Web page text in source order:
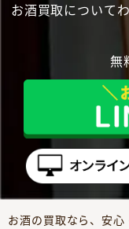
お酒買取について
無
お酒の買取なら、安